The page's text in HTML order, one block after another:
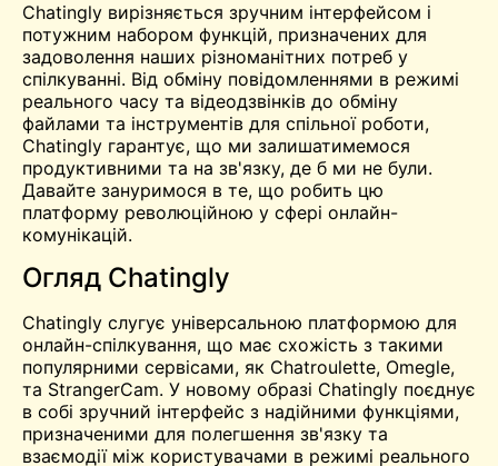
Chatingly вирізняється зручним інтерфейсом і
потужним набором функцій, призначених для
задоволення наших різноманітних потреб у
спілкуванні. Від обміну повідомленнями в режимі
реального часу та відеодзвінків до обміну
файлами та інструментів для спільної роботи,
Chatingly гарантує, що ми залишатимемося
продуктивними та на зв'язку, де б ми не були.
Давайте зануримося в те, що робить цю
платформу революційною у сфері онлайн-
комунікацій.
Огляд Chatingly
Chatingly слугує універсальною платформою для
онлайн-спілкування, що має схожість з такими
популярними сервісами, як Chatroulette, Omegle,
та StrangerCam. У новому образі Chatingly поєднує
в собі зручний інтерфейс з надійними функціями,
призначеними для полегшення зв'язку та
взаємодії між користувачами в режимі реального